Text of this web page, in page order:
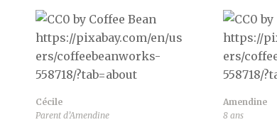
Cécile
Parent d’Amendine
Amendine
8 ans